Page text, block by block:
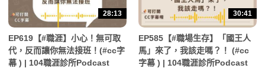
28:13
EP619【#職涯】小心！無可取
代，反而讓你無法接班！(#cc字
幕 ) | 104職涯診所Podcast
30:41
EP585【#職場生存】「國王人
馬」來了，我該走嗎？！ (#cc
字幕 ) | 104職涯診所Podcast